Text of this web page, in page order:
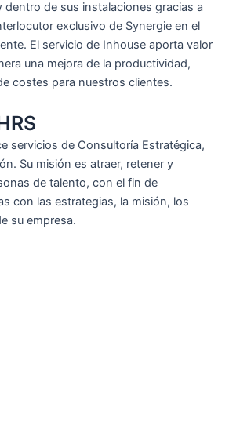
de sus instalaciones gracias a
exclusivo de Synergie en el
El servicio de Inhouse aporta valor
una mejora de la productividad,
costes para nuestros clientes.
servicios de Consultoría Estratégica,
Su misión es atraer, retener y
de talento, con el fin de
con las estrategias, la misión, los
su empresa.